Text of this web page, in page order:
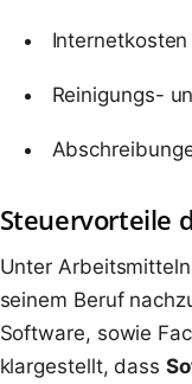
Internetkosten
Reinigungs-
Steuervorteile
Unter
seinem Beruf
Software, sowie
klargestellt, dass